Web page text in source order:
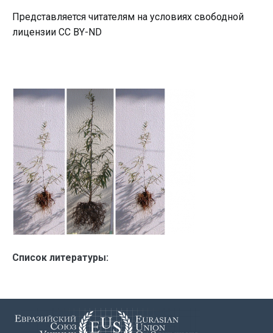
Представляется читателям на условиях свободной
лицензии CC BY-ND
Список литературы: